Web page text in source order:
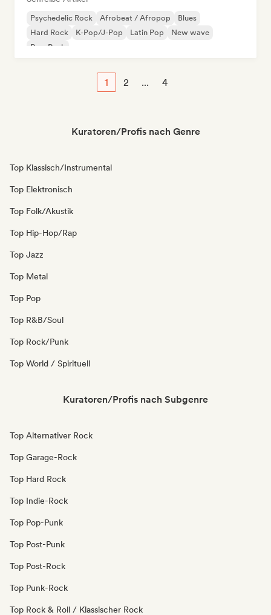
Psychedelic Rock Afrobeat / Afropop
Blues
Hard Rock
K-Pop/J-Pop Latin Pop
New wave
Pop-Punk
1 2 ... 4
Kuratoren/Profis nach Genre
Top Klassisch/Instrumental
Top Elektronisch
Top Folk/Akustik
Top Hip-Hop/Rap
Top Jazz
Top Metal
Top Pop
Top R&B/Soul
Top Rock/Punk
Top World / Spirituell
Kuratoren/Profis nach Subgenre
Top Alternativer Rock
Top Garage-Rock
Top Hard Rock
Top Indie-Rock
Top Pop-Punk
Top Post-Punk
Top Post-Rock
Top Punk-Rock
Top Rock & Roll / Klassischer Rock